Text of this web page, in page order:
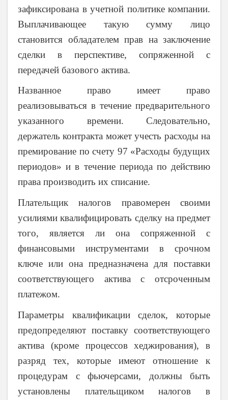
зафиксирована в учетной политике компании.
Выплачивающее такую сумму лицо
становится обладателем прав на заключение
сделки в перспективе, сопряженной с
передачей базового актива.
Названное право имеет право
реализовываться в течение предварительного
указанного времени. Следовательно,
держатель контракта может учесть расходы на
премирование по счету 97 «Расходы будущих
периодов» и в течение периода по действию
права производить их списание.
Плательщик налогов правомерен своими
усилиями квалифицировать сделку на предмет
того, является ли она сопряженной с
финансовыми инструментами в срочном
ключе или она предназначена для поставки
соответствующего актива с отсроченным
платежом.
Параметры квалификации сделок, которые
предопределяют поставку соответствующего
актива (кроме процессов хеджирования), в
разряд тех, которые имеют отношение к
процедурам с фьючерсами, должны быть
установлены плательщиком налогов в